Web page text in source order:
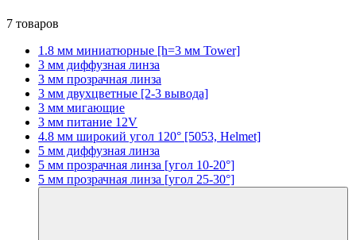
7 товаров
1.8 мм миниатюрные [h=3 мм Tower]
3 мм диффузная линза
3 мм прозрачная линза
3 мм двухцветные [2-3 вывода]
3 мм мигающие
3 мм питание 12V
4.8 мм широкий угол 120° [5053, Helmet]
5 мм диффузная линза
5 мм прозрачная линза [угол 10-20°]
5 мм прозрачная линза [угол 25-30°]